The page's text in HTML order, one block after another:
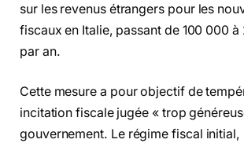
sur les revenus étrangers pour les
fiscaux en Italie, passant de 100 000
par an.
Cette mesure a pour objectif de
incitation fiscale jugée « trop
gouvernement. Le régime fiscal initial,